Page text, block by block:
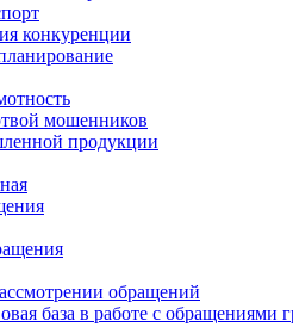
конкуренции
мошенников
продукции
обращений
база в работе с обращениями